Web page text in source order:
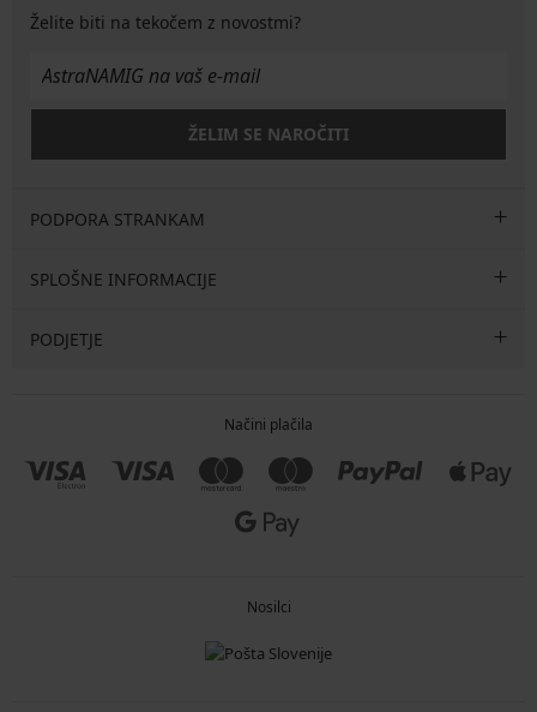
Želite biti na tekočem z novostmi?
ŽELIM SE NAROČITI
PODPORA STRANKAM
SPLOŠNE INFORMACIJE
PODJETJE
Načini plačila
Nosilci